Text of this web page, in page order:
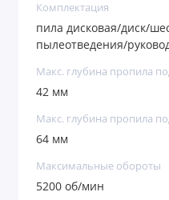
Комплектация
пила дисковая/диск/
пылеотведения/
Макс. глубина пропила
42 мм
Макс. глубина пропила
64 мм
Максимальные обороты
5200 об/мин